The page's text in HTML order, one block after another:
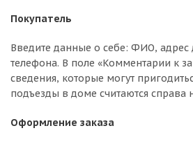
Покупатель
Введите данные о себе: ФИО, адрес
телефона. В поле «Комментарии к
сведения, которые могут
подъезды в доме считаются справа
Оформление заказа